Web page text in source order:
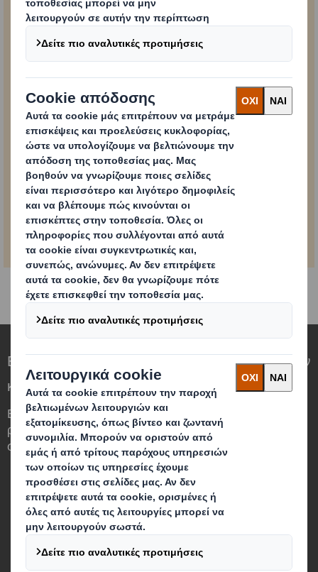
Powered by
Κατεβάστε την
ενημέρωση
Επαναπροσδιορίζουμε τη συσκευασία για έναν
κόσμο που αλλάζει
Βλέπουμε την ευκαιρία και τον σημαντικό
ρόλο που θα διαδραματίσει η συσκευασία
στον κόσμο γύρω μας.
Ποιοι είμαστε
Σχετικά με την DS Smith
Σχετικά με την International Paper